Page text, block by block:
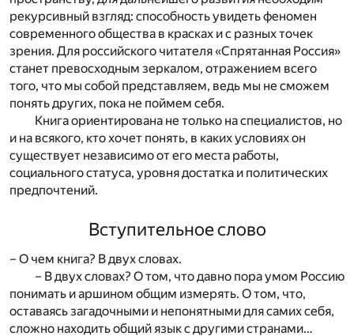
рекурсивный взгляд: способность увидеть феномен
современного общества в красках и с разных точек
зрения. Для российского читателя «Спрятанная Россия»
станет превосходным зеркалом, отражением всего
того, что мы собой представляем, ведь мы не сможем
понять других, пока не поймем себя.
Книга ориентирована не только на специалистов, но
и на всякого, кто хочет понять, в каких условиях он
существует независимо от его места работы,
социального статуса, уровня достатка и политических
предпочтений.
Вступительное слово
– О чем книга? В двух словах.
– В двух словах? О том, что давно пора умом Россию
понимать и аршином общим измерять. О том, что,
оставаясь загадочными и непонятными для самих себя,
сложно находить общий язык с другими странами…